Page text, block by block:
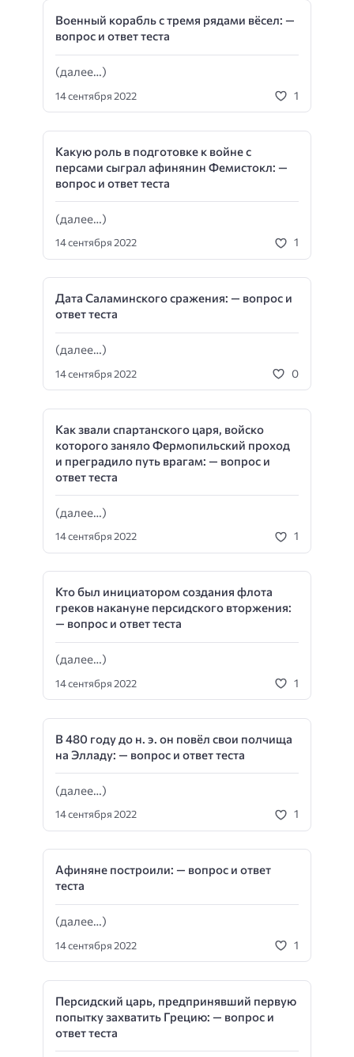
Военный корабль с тремя рядами вёсел: —
вопрос и ответ теста
(далее…)
14 сентября 2022 1
Какую роль в подготовке к войне с
персами сыграл афинянин Фемистокл: —
вопрос и ответ теста
(далее…)
14 сентября 2022 1
Дата Саламинского сражения: — вопрос и
ответ теста
(далее…)
14 сентября 2022 0
Как звали спартанского царя, войско
которого заняло Фермопильский проход
и преградило путь врагам: — вопрос и
ответ теста
(далее…)
14 сентября 2022 1
Кто был инициатором создания флота
греков накануне персидского вторжения:
— вопрос и ответ теста
(далее…)
14 сентября 2022 1
В 480 году до н. э. он повёл свои полчища
на Элладу: — вопрос и ответ теста
(далее…)
14 сентября 2022 1
Афиняне построили: — вопрос и ответ
теста
(далее…)
14 сентября 2022 1
Персидский царь, предпринявший первую
попытку захватить Грецию: — вопрос и
ответ теста